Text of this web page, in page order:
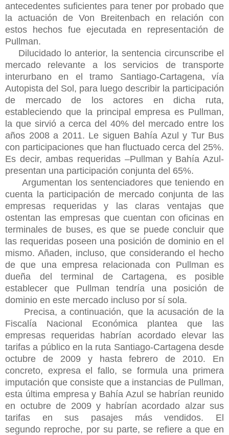
antecedentes suficientes para tener por probado que
la actuación de Von Breitenbach en relación con
estos hechos fue ejecutada en representación de
Pullman.
Dilucidado lo anterior, la sentencia circunscribe el
mercado relevante a los servicios de transporte
interurbano en el tramo Santiago-Cartagena, vía
Autopista del Sol, para luego describir la participación
de mercado de los actores en dicha ruta,
estableciendo que la principal empresa es Pullman,
la que sirvió a cerca del 40% del mercado entre los
años 2008 a 2011. Le siguen Bahía Azul y Tur Bus
con participaciones que han fluctuado cerca del 25%.
Es decir, ambas requeridas –Pullman y Bahía Azul-
presentan una participación conjunta del 65%.
Argumentan los sentenciadores que teniendo en
cuenta la participación de mercado conjunta de las
empresas requeridas y las claras ventajas que
ostentan las empresas que cuentan con oficinas en
terminales de buses, es que se puede concluir que
las requeridas poseen una posición de dominio en el
mismo. Añaden, incluso, que considerando el hecho
de que una empresa relacionada con Pullman es
dueña del terminal de Cartagena, es posible
establecer que Pullman tendría una posición de
dominio en este mercado incluso por sí sola.
Precisa, a continuación, que la acusación de la
Fiscalía Nacional Económica plantea que las
empresas requeridas habrían acordado elevar las
tarifas a público en la ruta Santiago-Cartagena desde
octubre de 2009 y hasta febrero de 2010. En
concreto, expresa el fallo, se formula una primera
imputación que consiste que a instancias de Pullman,
esta última empresa y Bahía Azul se habrían reunido
en octubre de 2009 y habrían acordado alzar sus
tarifas en sus pasajes más vendidos. El
segundo reproche, por su parte, se refiere a que en